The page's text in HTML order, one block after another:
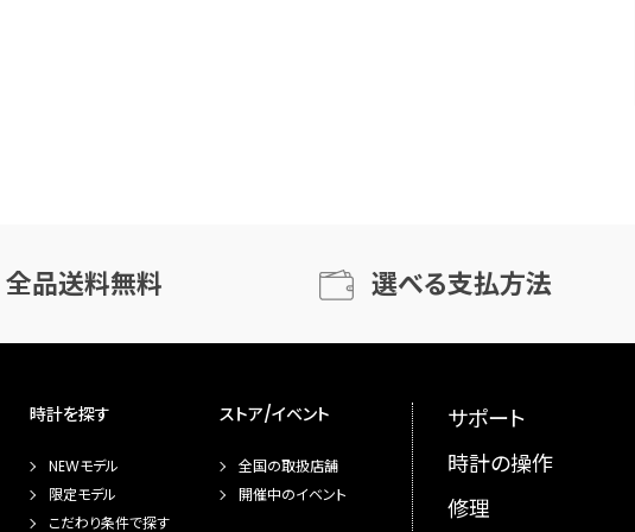
全品送料無料 選べる支払方法
時計を探す
NEWモデル
限定モデル
こだわり条件で探す
ストア/イベント
全国の取扱店舗
開催中のイベント
サポート
時計の操作
修理